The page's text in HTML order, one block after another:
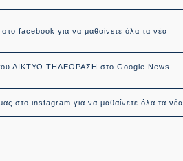
facebook για να μαθαίνετε όλα τα νέα
του ΔΙΚΤΥΟ ΤΗΛΕΟΡΑΣΗ στο Google News
στο instagram για να μαθαίνετε όλα τα νέα